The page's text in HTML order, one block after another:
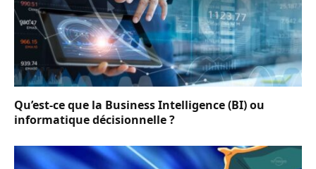
Qu’est-ce que la Business Intelligence (BI) ou
informatique décisionnelle ?